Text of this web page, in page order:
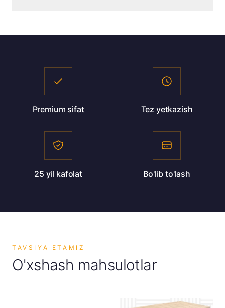
Premium sifat Tez yetkazish
25 yil kafolat Bo'lib to'lash
TAVSIYA ETAMIZ
O'xshash mahsulotlar